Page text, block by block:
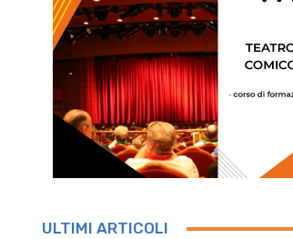
ULTIMI ARTICOLI